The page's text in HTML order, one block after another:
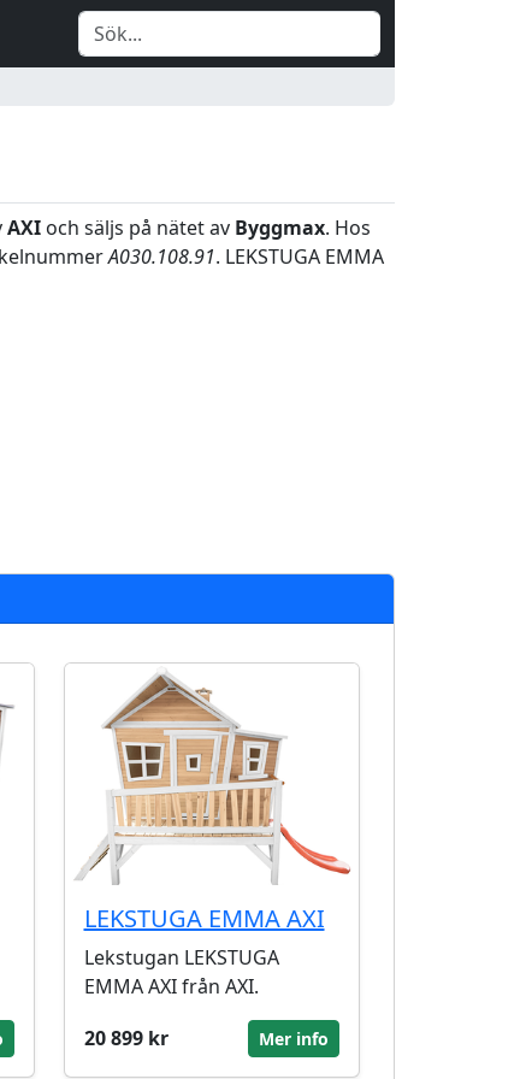
AXI och säljs på nätet av Byggmax. Hos
A030.108.91. LEKSTUGA EMMA
LEKSTUGA EMMA AXI
Lekstugan LEKSTUGA
EMMA AXI från AXI.
20 899 kr
Mer info